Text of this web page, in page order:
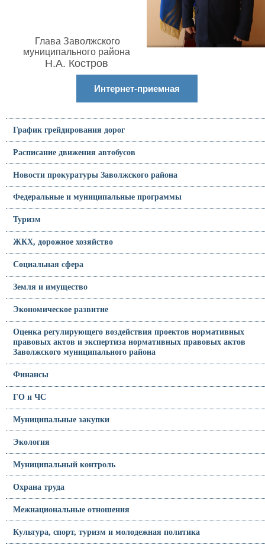
Глава Заволжского
муниципального района
Н.А. Костров
Интернет-приемная
График грейдирования дорог
Расписание движения автобусов
Новости прокуратуры Заволжского района
Федеральные и муниципальные программы
Туризм
ЖКХ, дорожное хозяйство
Социальная сфера
Земля и имущество
Экономическое развитие
Оценка регулирующего воздействия проектов нормативных
правовых актов и экспертиза нормативных правовых актов
Заволжского муниципального района
Финансы
ГО и ЧС
Муниципальные закупки
Экология
Муниципальный контроль
Охрана труда
Межнациональные отношения
Культура, спорт, туризм и молодежная политика